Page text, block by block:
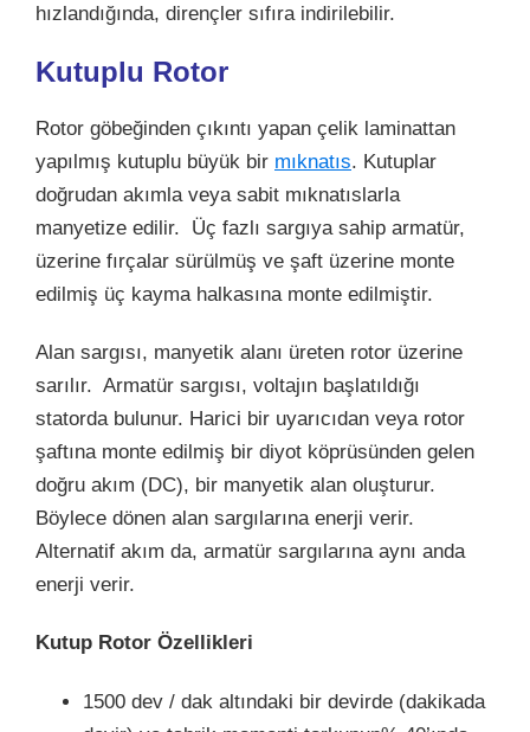
hızlandığında, dirençler sıfıra indirilebilir.
Kutuplu Rotor
Rotor göbeğinden çıkıntı yapan çelik laminattan
yapılmış kutuplu büyük bir mıknatıs. Kutuplar
doğrudan akımla veya sabit mıknatıslarla
manyetize edilir. Üç fazlı sargıya sahip armatür,
üzerine fırçalar sürülmüş ve şaft üzerine monte
edilmiş üç kayma halkasına monte edilmiştir.
Alan sargısı, manyetik alanı üreten rotor üzerine
sarılır. Armatür sargısı, voltajın başlatıldığı
statorda bulunur. Harici bir uyarıcıdan veya rotor
şaftına monte edilmiş bir diyot köprüsünden gelen
doğru akım (DC), bir manyetik alan oluşturur.
Böylece dönen alan sargılarına enerji verir.
Alternatif akım da, armatür sargılarına aynı anda
enerji verir.
Kutup Rotor Özellikleri
1500 dev / dak altındaki bir devirde (dakikada